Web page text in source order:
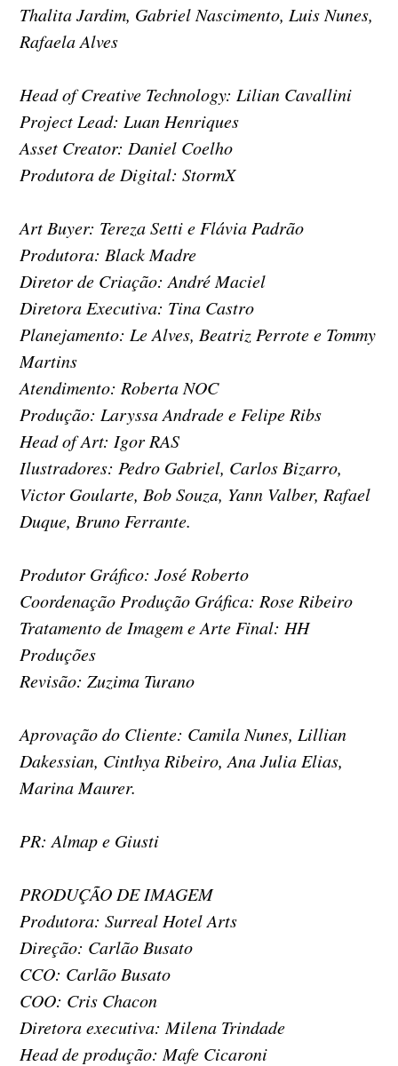
Thalita Jardim, Gabriel Nascimento, Luis Nunes,
Rafaela Alves
Head of Creative Technology: Lilian Cavallini
Project Lead: Luan Henriques
Asset Creator: Daniel Coelho
Produtora de Digital: StormX
Art Buyer: Tereza Setti e Flávia Padrão
Produtora: Black Madre
Diretor de Criação: André Maciel
Diretora Executiva: Tina Castro
Planejamento: Le Alves, Beatriz Perrote e Tommy
Martins
Atendimento: Roberta NOC
Produção: Laryssa Andrade e Felipe Ribs
Head of Art: Igor RAS
Ilustradores: Pedro Gabriel, Carlos Bizarro,
Victor Goularte, Bob Souza, Yann Valber, Rafael
Duque, Bruno Ferrante.
Produtor Gráfico: José Roberto
Coordenação Produção Gráfica: Rose Ribeiro
Tratamento de Imagem e Arte Final: HH
Produções
Revisão: Zuzima Turano
Aprovação do Cliente: Camila Nunes, Lillian
Dakessian, Cinthya Ribeiro, Ana Julia Elias,
Marina Maurer.
PR: Almap e Giusti
PRODUÇÃO DE IMAGEM
Produtora: Surreal Hotel Arts
Direção: Carlão Busato
CCO: Carlão Busato
COO: Cris Chacon
Diretora executiva: Milena Trindade
Head de produção: Mafe Cicaroni